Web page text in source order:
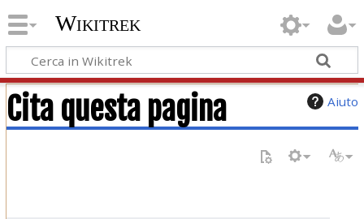
Wikitrek
Aiuto
Cita questa pagina